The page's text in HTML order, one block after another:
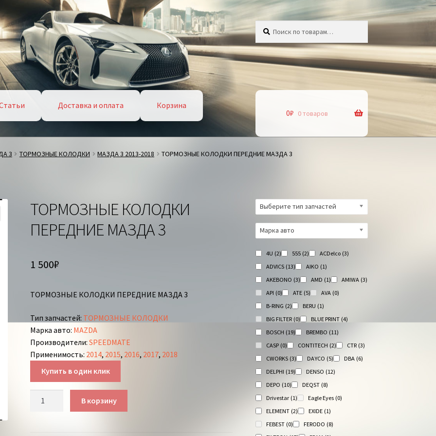
Доставка и оплата
Корзина
0₽ 0 товаров
3 ТОРМОЗНЫЕ КОЛОДКИ МАЗДА 3 2013-2018 ТОРМОЗНЫЕ КОЛОДКИ ПЕРЕДНИЕ МАЗДА 3
ТОРМОЗНЫЕ КОЛОДКИ
ПЕРЕДНИЕ МАЗДА 3
1 500₽
ТОРМОЗНЫЕ КОЛОДКИ ПЕРЕДНИЕ МАЗДА 3
Тип запчастей: ТОРМОЗНЫЕ КОЛОДКИ
Марка авто: MAZDA
Производители:SPEEDMATE
Применимость: 2014, 2015, 2016, 2017, 2018
Купить в один клик
В корзину
Выберите тип запчастей
Марка авто
4U (2) 555 (2) ACDelco (3)
ADVICS (13) AIKO (1)
AKEBONO (3) AMD (1) AMIWA (3)
API (0) ATE (5) AVA (0)
B-RING (2) BERU (1)
BIG FILTER (0) BLUE PRINT (4)
BOSCH (19) BREMBO (11)
CASP (0) CONTITECH (2) CTR (3)
CWORKS (3) DAYCO (5) DBA (6)
DELPHI (19) DENSO (12)
DEPO (10) DEQST (8)
Drivestar (1) Eagle Eyes (0)
ELEMENT (2) EXIDE (1)
FEBEST (0) FERODO (8)